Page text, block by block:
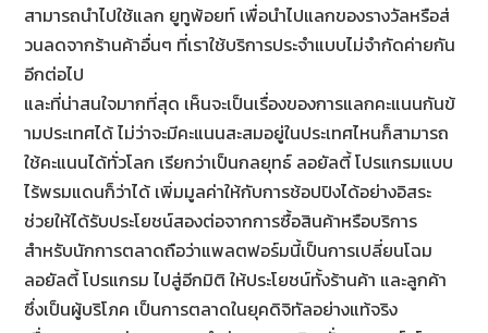
สามารถนำไปใช้แลก ยูทูพ้อยท์ เพื่อนำไปแลกของรางวัลหรือส่
วนลดจากร้านค้าอื่นๆ ที่เราใช้บริการประจำแบบไม่จำกัดค่ายกัน
อีกต่อไป
และที่น่าสนใจมากที่สุด เห็นจะเป็นเรื่องของการแลกคะแนนกันข้
ามประเทศได้ ไม่ว่าจะมีคะแนนสะสมอยู่ในประเทศไหนก็สามารถ
ใช้คะแนนได้ทั่วโลก เรียกว่าเป็นกลยุทธ์ ลอยัลตี้ โปรแกรมแบบ
ไร้พรมแดนก็ว่าได้ เพิ่มมูลค่าให้กับการช้อปปิงได้อย่างอิสระ
ช่วยให้ได้รับประโยชน์สองต่อจากการซื้อสินค้าหรือบริการ
สำหรับนักการตลาดถือว่าแพลตฟอร์มนี้เป็นการเปลี่ยนโฉม
ลอยัลตี้ โปรแกรม ไปสู่อีกมิติ ให้ประโยชน์ทั้งร้านค้า และลูกค้า
ซึ่งเป็นผู้บริโภค เป็นการตลาดในยุคดิจิทัลอย่างแท้จริง